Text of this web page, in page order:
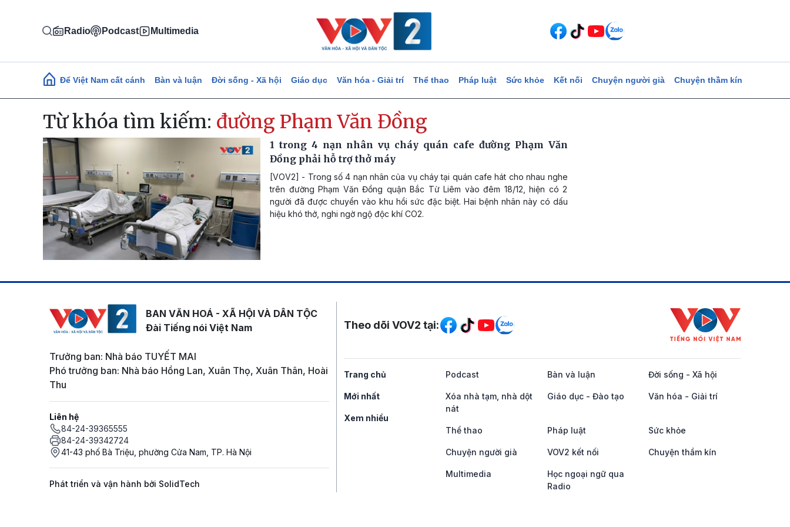
Radio Podcast Multimedia
Main navigation
Để Việt Nam cất cánh Bàn và luận Đời sống - Xã hội Giáo dục Văn hóa - Giải trí Thể thao Pháp luật Sức khỏe Kết nối Chuyện người già Chuyện thầm kín
Từ khóa tìm kiếm: đường Phạm Văn Đồng
1 trong 4 nạn nhân vụ cháy quán cafe đường Phạm Văn
Đồng phải hỗ trợ thở máy
[VOV2] - Trong số 4 nạn nhân của vụ cháy tại quán cafe hát cho nhau nghe
trên đường Phạm Văn Đồng quận Bắc Từ Liêm vào đêm 18/12, hiện có 2
người đã được chuyển vào khu hồi sức đặc biệt. Hai bệnh nhân này có dấu
hiệu khó thở, nghi ngờ ngộ độc khí CO2.
BAN VĂN HOÁ - XÃ HỘI VÀ DÂN TỘC
Đài Tiếng nói Việt Nam
Trưởng ban: Nhà báo TUYẾT MAI
Phó trưởng ban: Nhà báo Hồng Lan, Xuân Thọ, Xuân Thân, Hoài
Thu
Liên hệ
84-24-39365555
84-24-39342724
41-43 phố Bà Triệu, phường Cửa Nam, TP. Hà Nội
Phát triển và vận hành bởi SolidTech
Mạng xã hội
Theo dõi VOV2 tại:
Trang chủ
Mới nhất
Xem nhiều
Podcast Bàn và luận Đời sống - Xã hội
Xóa nhà tạm, nhà dột
nát
Giáo dục - Đào tạo Văn hóa - Giải trí
Thể thao Pháp luật Sức khỏe
Chuyện người già VOV2 kết nối Chuyện thầm kín
Multimedia
Học ngoại ngữ qua
Radio